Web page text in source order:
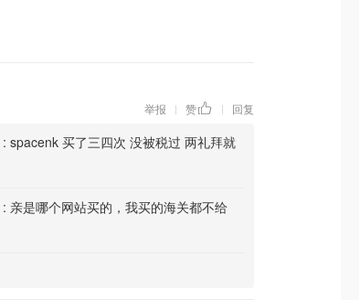
举报 | 赞 | 回复
: spacenk 买了三四次 没被税过 两礼拜就
: 亲是哪个网站买的，我买的海关都不给